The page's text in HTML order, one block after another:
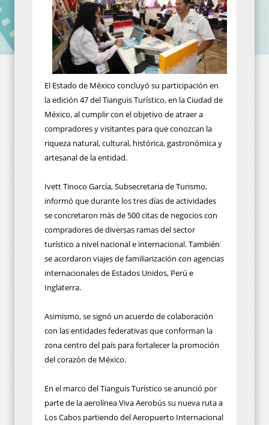
El Estado de México concluyó su participación en
la edición 47 del Tianguis Turístico, en la Ciudad de
México, al cumplir con el objetivo de atraer a
compradores y visitantes para que conozcan la
riqueza natural, cultural, histórica, gastronómica y
artesanal de la entidad.
Ivett Tinoco García, Subsecretaria de Turismo,
informó que durante los tres días de actividades
se concretaron más de 500 citas de negocios con
compradores de diversas ramas del sector
turístico a nivel nacional e internacional. También
se acordaron viajes de familiarización con agencias
internacionales de Estados Unidos, Perú e
Inglaterra.
Asimismo, se signó un acuerdo de colaboración
con las entidades federativas que conforman la
zona centro del país para fortalecer la promoción
del corazón de México.
En el marco del Tianguis Turístico se anunció por
parte de la aerolínea Viva Aerobús su nueva ruta a
Los Cabos partiendo del Aeropuerto Internacional